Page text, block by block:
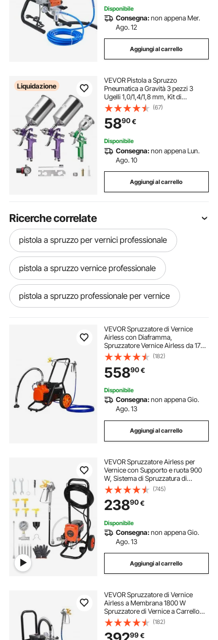
Disponibile
Consegna:non appena Mer.
Ago. 12
Aggiungi al carrello
Liquidazione
VEVOR Pistola a Spruzzo
Pneumatica a Gravità 3 pezzi 3
Ugelli 1,0/1,4/1,8 mm, Kit di
Spruzzatore ad Aria Compressa,
Pistola per Verniciatura Pneumatica
per Auto, Pareti, Mobili
(67)
5890€
Disponibile
Consegna:non appena Lun.
Ago. 10
Aggiungi al carrello
Ricerche correlate
pistola a spruzzo per vernici professionale
pistola a spruzzo vernice professionale
pistola a spruzzo professionale per vernice
pistola vernice a spruzzo alta pressione
pistola verniciatura pistole verniciatura
pistole per verniciatura elettrostatica
pistola per verniciare a spruzzo 220v airless
pistola pittura spruzzo
pistole a spruzzo pistole a spruzzo
pistole a spruzzo per verniciare
pistola a spruzzo per verniciare
VEVOR Spruzzatore di Vernice
Airless con Diaframma,
Spruzzatore Vernice Airless da 1700
W con Ruote, Spruzzatore di
Vernice Airless da 3000 psi con
Asta di Prolunga, Sistema di
Spruzzatura Vernice
(182)
55890€
Disponibile
Consegna:non appena Gio.
Ago. 13
Aggiungi al carrello
VEVOR Spruzzatore Airless per
Vernice con Supporto e ruota 900
W, Sistema di Spruzzatura di
Vernice con Spazzola di Pulizia,
Tubo Flessibile, Asta di Prolunga e
Ugelli, per Case ed Edifici
(745)
23890€
Disponibile
Consegna:non appena Gio.
Ago. 13
Aggiungi al carrello
VEVOR Spruzzatore di Vernice
Airless a Membrana 1800 W
Spruzzatore di Vernice a Carrello
Pressione max 22,75 Mpa Tubo
Flessibile 10m, Macchina a Spruzzo
per Verniciatura Flusso 3,0 L/min
(182)
99€